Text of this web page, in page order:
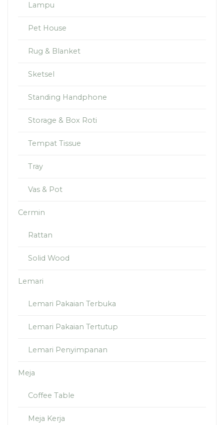
Lampu
Pet House
Rug & Blanket
Sketsel
Standing Handphone
Storage & Box Roti
Tempat Tissue
Tray
Vas & Pot
Cermin
Rattan
Solid Wood
Lemari
Lemari Pakaian Terbuka
Lemari Pakaian Tertutup
Lemari Penyimpanan
Meja
Coffee Table
Meja Kerja